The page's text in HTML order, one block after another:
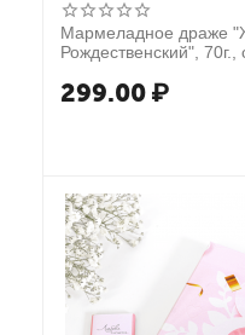
Мармеладное драже
Рождественский",
299.00 ₽